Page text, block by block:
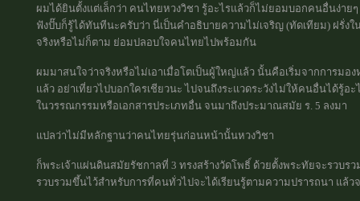
ผมได้ยินตั้งแต่เล็กว่า คนไทยหวงวิชา รู้อะไรแล้วก็ไม่ยอมบอกคนอื่นง่ายๆ
ฟังปั๊บก็รู้ได้ทันทีนะครับว่า นี่เป็นคำอธิบายความไม่เจริญ (ทัดเทียม) ฝรั่ง
จริงหรือไม่ก็ตาม ย่อมปลอบใจคนไทยไปพร้อมกัน
ผมมาสนใจว่าจริงหรือไม่เอาเมื่อโตเป็นผู้ใหญ่แล้ว นั้นคือเริ่มจากการม
แล้ว อย่าเที่ยวไปบอกใครเชียวนะ ไปจนถึงระแวดระวังไม่ให้คนอื่นได้รู้
ในวรรณกรรมหรือเอกสารประเภทอื่น จนมาถึงประมาณสมัย ร. 5 ลงมา
แปลว่าไม่มีหลักฐานว่าคนไทยรุ่นก่อนหน้านั้นหวงวิชา
ก็พระเจ้าแผ่นดินสมัยรัชกาลที่ 3 ทรงสร้างวัดโพธิ์ ด้วยตั้งพระทัยจะรวบ
รวบรวมขึ้นไว้สำหรับการที่คนทั่วไปจะได้เรียนรู้ตามความปรารถนา แล้ว